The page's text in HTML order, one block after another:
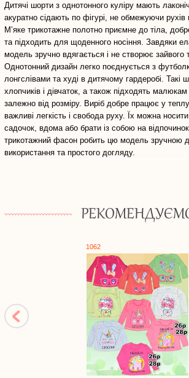
Дитячі шорти з однотонного куліру мають
акуратно сідають по фігурі, не обмежуючи рухів
М’яке трикотажне полотно приємне до тіла,
та підходить для щоденного носіння. Завдяки
модель зручно вдягається і не створює зайвого
Однотонний дизайн легко поєднується з
лонгслівами та худі в дитячому гардеробі. Такі
хлопчиків і дівчаток, а також підходять малюкам
залежно від розміру. Виріб добре працює у
важливі легкість і свобода руху. Їх можна
садочок, вдома або брати із собою на
трикотажний фасон робить цю модель зручною
використання та простого догляду.
1062